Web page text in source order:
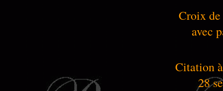
Croix
avec
Citation
28